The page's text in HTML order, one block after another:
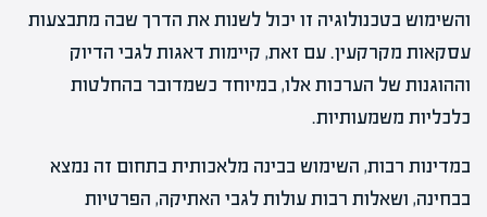
והשימוש בטכנולוגיה זו יכול לשנות את הדרך שבה מתבצעות
עסקאות מקרקעין. עם זאת, קיימות דאגות לגבי הדיוק
וההוגנות של הערכות אלו, במיוחד כשמדובר בהחלטות
כלכליות משמעותיות.
במדינות רבות, השימוש בבינה מלאכותית בתחום זה נמצא
בבחינה, ושאלות רבות עולות לגבי האתיקה, הפרטיות